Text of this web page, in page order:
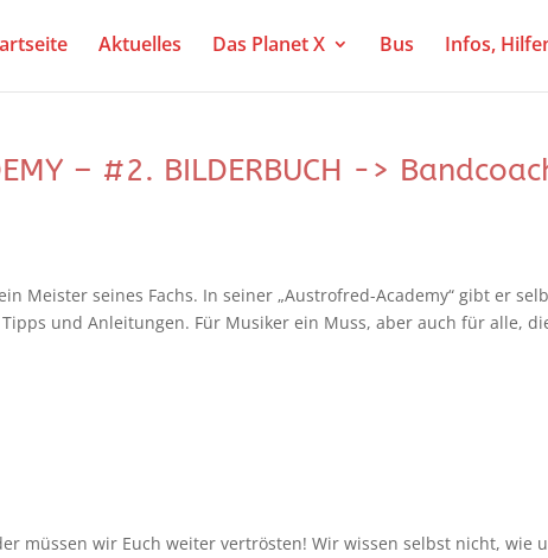
Aktuelles Das Planet X Bus Infos,
– #2. BILDERBUCH ->
Meister seines Fachs. In seiner „Austrofred-Academy“ gibt er
und Anleitungen. Für Musiker ein Muss, aber auch für alle,
müssen wir Euch weiter vertrösten! Wir wissen selbst nicht, wie